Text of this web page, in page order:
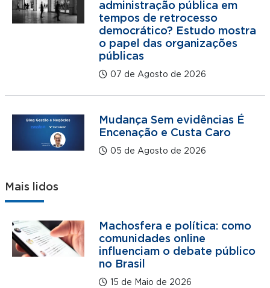
administração pública em
tempos de retrocesso
democrático? Estudo mostra
o papel das organizações
públicas
07 de Agosto de 2026
Mudança Sem evidências É
Encenação e Custa Caro
05 de Agosto de 2026
Mais lidos
Machosfera e política: como
comunidades online
influenciam o debate público
no Brasil
15 de Maio de 2026